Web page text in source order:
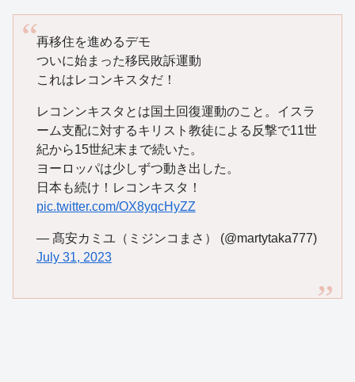
再移住を進めるデモ
ついに始まった移民敗訴運動
これはレコンキスタだ！
レコンンキスタとは国土回復運動のこと。イスラ
ーム支配に対するキリスト教徒による反撃で11世
紀から15世紀末まで続いた。
ヨーロッパは少しずつ動き出した。
日本も続け！レコンキスタ！
pic.twitter.com/OX8yqcHyZZ
— 髙安カミユ（ミジンコまさ） (@martytaka777)
July 31, 2023